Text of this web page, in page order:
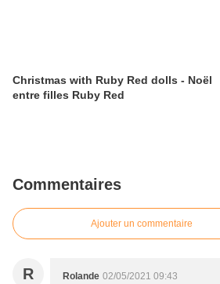
Christmas with Ruby Red dolls - Noël
entre filles Ruby Red
Commentaires
Ajouter un commentaire
R Rolande 02/05/2021 09:43